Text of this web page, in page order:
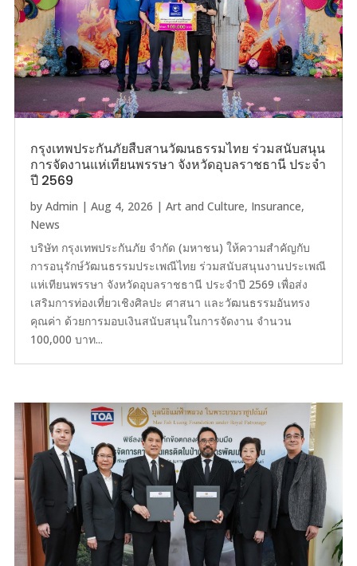
กรุงเทพประกันภัยสืบสานวัฒนธรรมไทย ร่วมสนับสนุน
การจัดงานแห่เทียนพรรษา จังหวัดอุบลราชธานี ประจำ
ปี 2569
by Admin | Aug 4, 2026 | Art and Culture, Insurance,
News
บริษัท กรุงเทพประกันภัย จำกัด (มหาชน) ให้ความสำคัญกับ
การอนุรักษ์วัฒนธรรมประเพณีไทย ร่วมสนับสนุนงานประเพณี
แห่เทียนพรรษา จังหวัดอุบลราชธานี ประจำปี 2569 เพื่อส่ง
เสริมการท่องเที่ยวเชิงศิลปะ ศาสนา และวัฒนธรรมอันทรง
คุณค่า ด้วยการมอบเงินสนับสนุนในการจัดงาน จำนวน
100,000 บาท...